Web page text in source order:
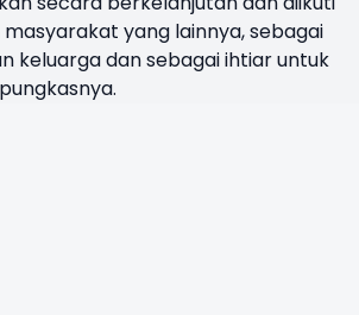
yang lainnya, sebagai
keluarga dan sebagai ihtiar untuk